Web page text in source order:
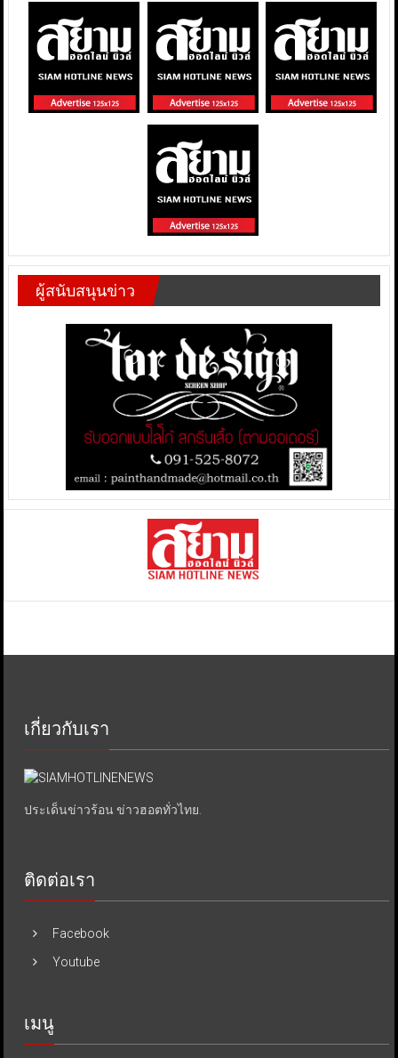
ผู้สนับสนุนข่าว
เกี่ยวกับเรา
ประเด็นข่าวร้อน ข่าวฮอตทั่วไทย.
ติดต่อเรา
Facebook
Youtube
เมนู